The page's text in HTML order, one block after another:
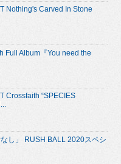
Nothing's Carved In Stone
Full Album『You need the
Crossfaith “SPECIES
し」 RUSH BALL 2020スペシ